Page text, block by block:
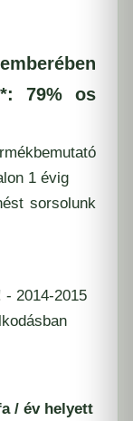
79% os
1 évig
sorsolunk
/ év helyett